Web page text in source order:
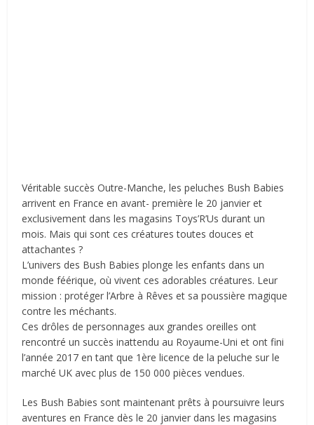
Véritable succès Outre-Manche, les peluches Bush Babies
arrivent en France en avant- première le 20 janvier et
exclusivement dans les magasins Toys’R’Us durant un
mois. Mais qui sont ces créatures toutes douces et
attachantes ?
L’univers des Bush Babies plonge les enfants dans un
monde féérique, où vivent ces adorables créatures. Leur
mission : protéger l’Arbre à Rêves et sa poussière magique
contre les méchants.
Ces drôles de personnages aux grandes oreilles ont
rencontré un succès inattendu au Royaume-Uni et ont fini
l’année 2017 en tant que 1ère licence de la peluche sur le
marché UK avec plus de 150 000 pièces vendues.
Les Bush Babies sont maintenant prêts à poursuivre leurs
aventures en France dès le 20 janvier dans les magasins